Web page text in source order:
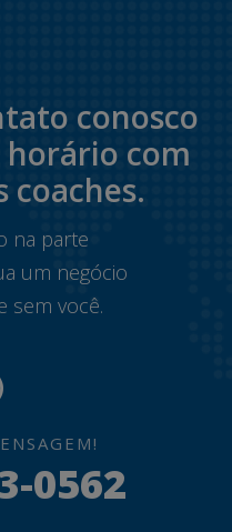
conosco
horário com
coaches.
na parte
um negócio
sem você.
0562